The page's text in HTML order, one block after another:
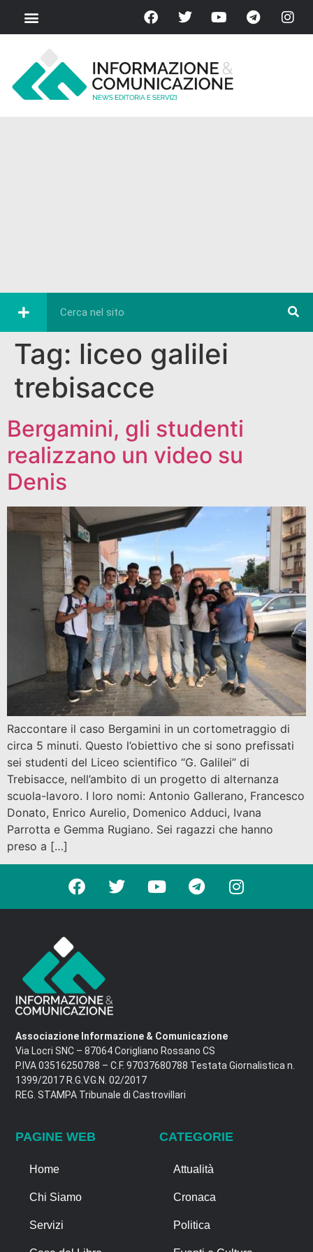
Tag: liceo galilei
trebisacce
Bergamini, gli studenti
realizzano un video su
Denis
Raccontare il caso Bergamini in un cortometraggio di
circa 5 minuti. Questo l’obiettivo che si sono prefissati
sei studenti del Liceo scientifico “G. Galilei” di
Trebisacce, nell’ambito di un progetto di alternanza
scuola-lavoro. I loro nomi: Antonio Gallerano, Francesco
Donato, Enrico Aurelio, Domenico Adduci, Ivana
Parrotta e Gemma Rugiano. Sei ragazzi che hanno
preso a […]
Associazione Informazione & Comunicazione
Via Locri SNC – 87064 Corigliano Rossano CS
P.IVA 03516250788 – C.F. 97037680788 Testata Giornalistica n.
1399/2017 R.G.V.G.N. 02/2017
REG. STAMPA Tribunale di Castrovillari
PAGINE WEB
Home
Chi Siamo
Servizi
CATEGORIE
Attualità
Cronaca
Politica